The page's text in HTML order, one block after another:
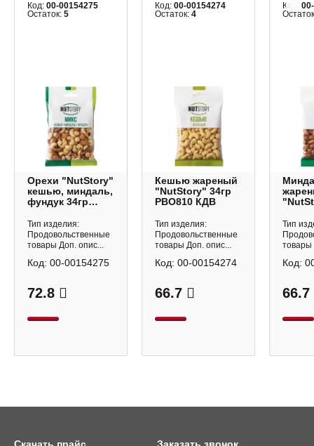
Код: 00-00154275
Остаток: 5
Орехи "NutStory"
кешью, миндаль,
фундук 34гр
Тип изделия:
Продовольственные
товары Доп. опис...
72.8
Код: 00-00154275
Код: 00-00154274
Остаток: 4
Кешью жареный
"NutStory" 34гр
РВО810 КДВ
Тип изделия:
Продовольственные
товары Доп. опис...
66.7
Код: 00-00154274
Код:
Тип
товары
66.7
Код: